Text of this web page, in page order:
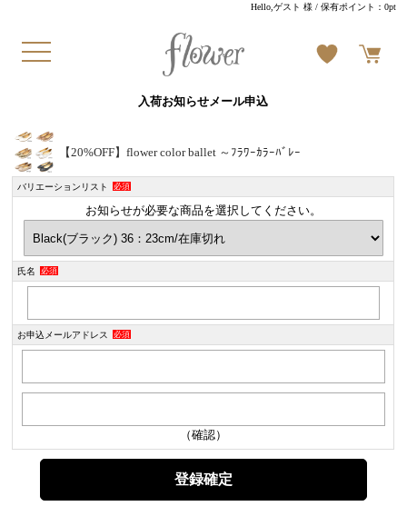
Hello,ゲスト 様 / 保有ポイント：0pt
入荷お知らせメール申込
【20%OFF】flower color ballet ～ﾌﾗﾜｰｶﾗｰﾊﾞﾚｰ
バリエーションリスト 必須
お知らせが必要な商品を選択してください。
氏名 必須
お申込メールアドレス 必須
（確認）